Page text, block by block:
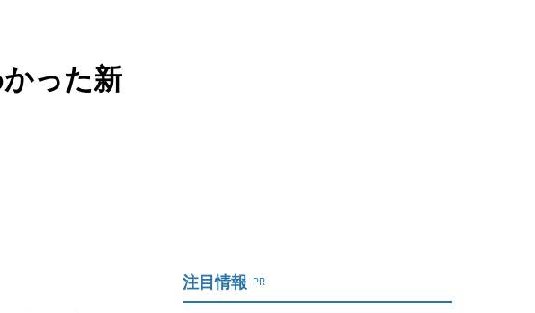
った新
注目情報 PR